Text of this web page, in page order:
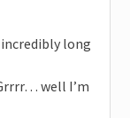
long
well I’m